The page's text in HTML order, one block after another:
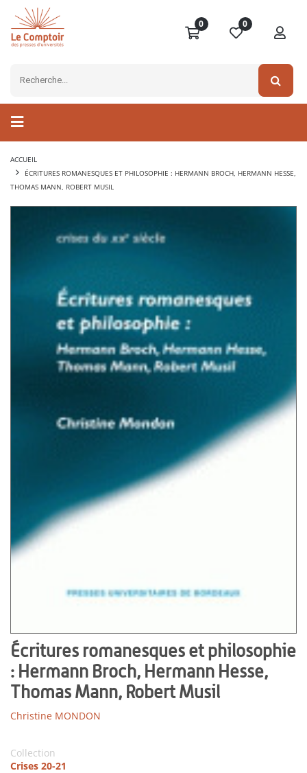
0 0
ACCUEIL
ÉCRITURES ROMANESQUES ET PHILOSOPHIE : HERMANN BROCH, HERMANN HESSE,
THOMAS MANN, ROBERT MUSIL
Écritures romanesques et philosophie
: Hermann Broch, Hermann Hesse,
Thomas Mann, Robert Musil
Christine MONDON
Collection
Crises 20-21